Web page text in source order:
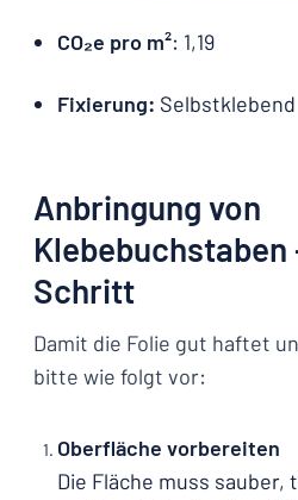
CO₂e pro m²: 1,19
Fixierung: Selbstklebend
Anbringung von
Schritt
Damit die Folie gut haftet
bitte wie folgt vor:
Oberfläche vorbereiten
Die Fläche muss